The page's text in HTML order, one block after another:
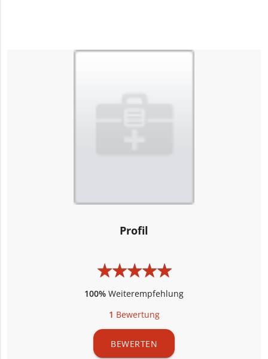
Profil
★★★★★
★★★★★
100% Weiterempfehlung
1 Bewertung
BEWERTEN